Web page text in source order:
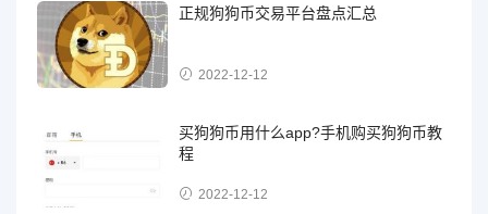
正规狗狗币交易平台盘点汇总
2022-12-12
买狗狗币用什么app?手机购买狗狗币教
程
2022-12-12